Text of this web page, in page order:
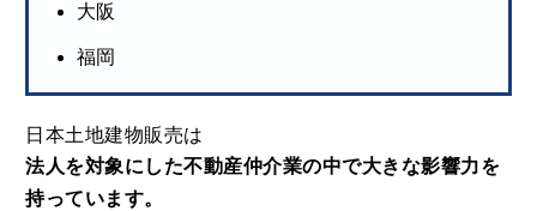
大阪
福岡
日本土地建物販売は
法人を対象にした不動産仲介業の中で大きな影響力を
持っています。